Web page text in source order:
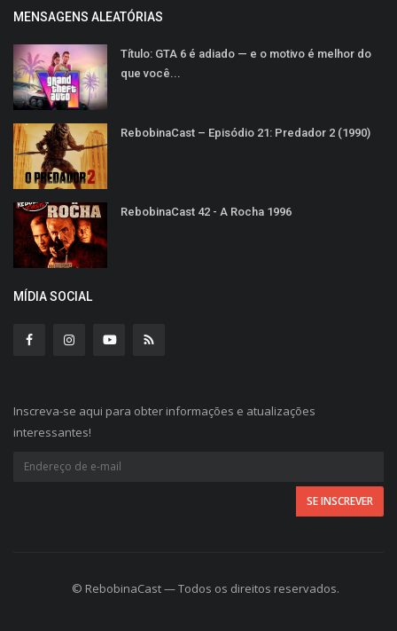
MENSAGENS ALEATÓRIAS
Título: GTA 6 é adiado — e o motivo é melhor do
que você...
RebobinaCast – Episódio 21: Predador 2 (1990)
RebobinaCast 42 - A Rocha 1996
MÍDIA SOCIAL
Inscreva-se aqui para obter informações e atualizações
interessantes!
© RebobinaCast — Todos os direitos reservados.